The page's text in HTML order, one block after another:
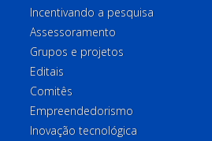
Incentivando a pesquisa
Assessoramento
Grupos e projetos
Editais
Comitês
Empreendedorismo
Inovação tecnológica